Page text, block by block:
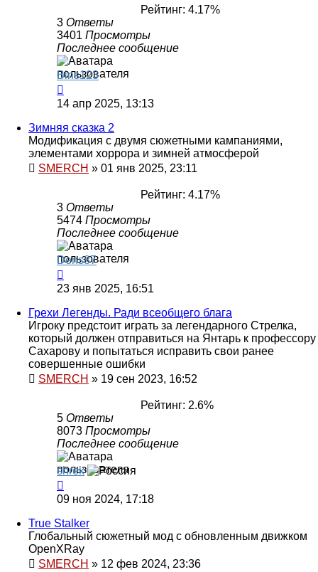
Рейтинг: 4.17%
3 Ответы
3401 Просмотры
Последнее сообщение
Bins123
14 апр 2025, 13:13
Зимняя сказка 2
Модификация с двумя сюжетными кампаниями,
элементами хоррора и зимней атмосферой
SMERCH » 01 янв 2025, 23:11
Рейтинг: 4.17%
3 Ответы
5474 Просмотры
Последнее сообщение
Dens87
23 янв 2025, 16:51
Грехи Легенды. Ради всеобщего блага
Игроку предстоит играть за легендарного Стрелка,
который должен отправиться на Янтарь к профессору
Сахарову и попытаться исправить свои ранее
совершенные ошибки
SMERCH » 19 сен 2023, 16:52
Рейтинг: 2.6%
5 Ответы
8073 Просмотры
Последнее сообщение
shrek
09 ноя 2024, 17:18
True Stalker
Глобальный сюжетный мод с обновленным движком
OpenXRay
SMERCH » 12 фев 2024, 23:36